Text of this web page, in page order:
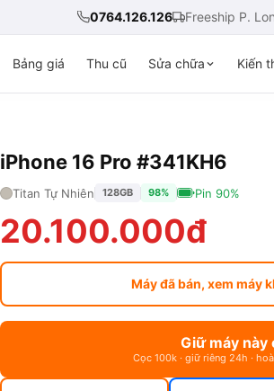
0764.126.126 Freeship P.
Bảng giá Thu cũ Sửa chữa Kiến
iPhone 16 Pro #341KH6
Titan Tự Nhiên 128GB 98% Pin 90%
20.100.000đ
Máy đã bán, xem máy
Giữ máy này
Cọc 100k · giữ riêng 24h ·